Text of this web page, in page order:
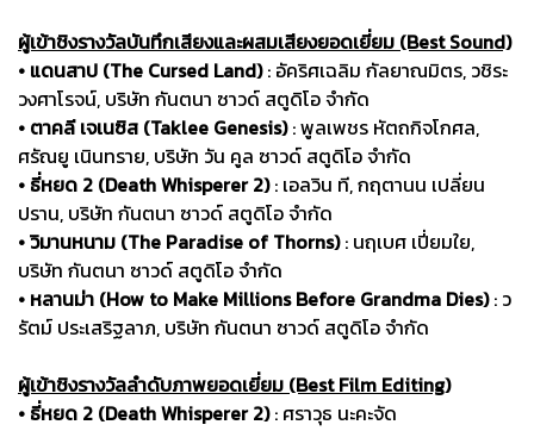
ผู้เข้าชิงรางวัลบันทึกเสียงและผสมเสียงยอดเยี่ยม (Best Sound)
• แดนสาป (The Cursed Land): อัคริศเฉลิม กัลยาณมิตร, วชิระ
วงศาโรจน์, บริษัท กันตนา ซาวด์ สตูดิโอ จำกัด
• ตาคลี เจเนซิส (Taklee Genesis): พูลเพชร หัตถกิจโกศล,
ศรัณยู เนินทราย, บริษัท วัน คูล ซาวด์ สตูดิโอ จำกัด
• ธี่หยด 2 (Death Whisperer 2): เอลวิน ที, กฤตานน เปลี่ยน
ปราน, บริษัท กันตนา ซาวด์ สตูดิโอ จำกัด
• วิมานหนาม (The Paradise of Thorns): นฤเบศ เปี่ยมใย,
บริษัท กันตนา ซาวด์ สตูดิโอ จำกัด
• หลานม่า (How to Make Millions Before Grandma Dies): ว
รัตม์ ประเสริฐลาภ, บริษัท กันตนา ซาวด์ สตูดิโอ จำกัด
ผู้เข้าชิงรางวัลลำดับภาพยอดเยี่ยม (Best Film Editing)
• ธี่หยด 2 (Death Whisperer 2): ศราวุธ นะคะจัด